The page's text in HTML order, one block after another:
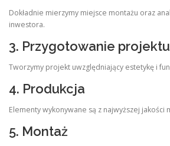
Dokładnie mierzymy miejsce montażu oraz
inwestora.
3. Przygotowanie projektu
Tworzymy projekt uwzględniający estetykę i
4. Produkcja
Elementy wykonywane są z najwyższej jakości
5. Montaż